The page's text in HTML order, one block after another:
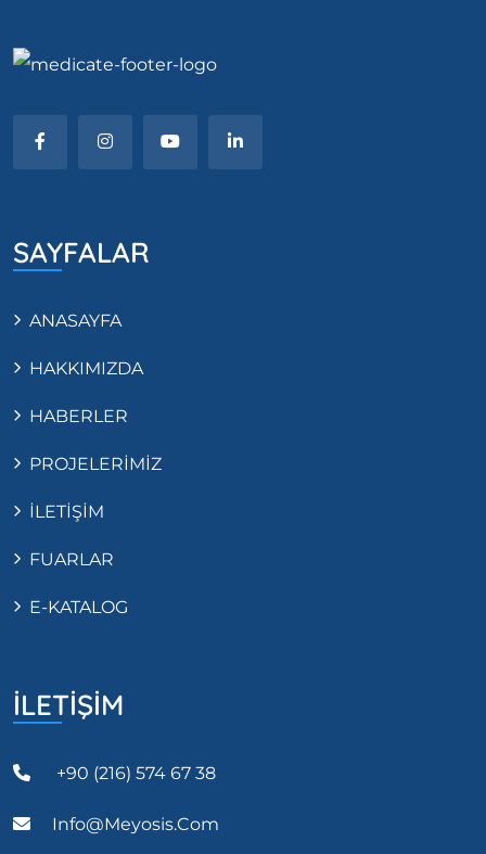
SAYFALAR
ANASAYFA
HAKKIMIZDA
HABERLER
PROJELERİMİZ
İLETİŞİM
FUARLAR
E-KATALOG
İLETİŞİM
+90 (216) 574 67 38
Info@meyosis.com